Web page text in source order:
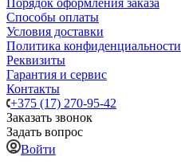
Порядок оформления заказа
Способы оплаты
Условия доставки
Политика конфиденциальности
Реквизиты
Гарантия и сервис
Контакты
+375 (17) 270-95-42
Заказать звонок
Задать вопрос
Войти